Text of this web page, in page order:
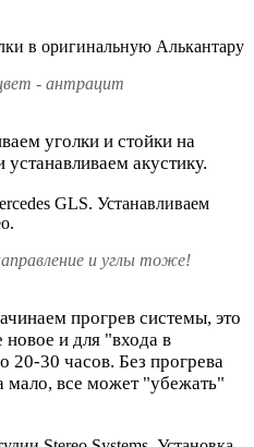
- антрацит
уголки и стойки на
акустику.
и углы тоже!
прогрев системы, это
и для "входа в
30 часов. Без прогрева
мало, все может "убежать"